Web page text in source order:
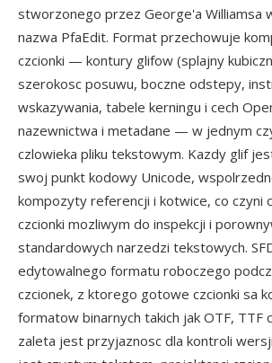
stworzonego przez George'a Williamsa
nazwa PfaEdit. Format przechowuje
czcionki — kontury glifow (splajny
szerokosc posuwu, boczne odstepy,
wskazywania, tabele kerningu i cech
nazewnictwa i metadane — w jednym
czlowieka pliku tekstowym. Kazdy glif
swoj punkt kodowy Unicode,
kompozyty referencji i kotwice, co czyni
czcionki mozliwym do inspekcji i
standardowych narzedzi tekstowych.
edytowalnego formatu roboczego
czcionek, z ktorego gotowe czcionki sa
formatow binarnych takich jak OTF, TTF
zaleta jest przyjaznosc dla kontroli